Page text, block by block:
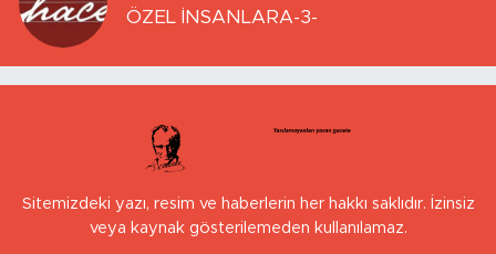
ÖZEL İNSANLARA-3-
Sitemizdeki yazı, resim ve haberlerin her hakkı saklıdır. İzinsiz
veya kaynak gösterilemeden kullanılamaz.